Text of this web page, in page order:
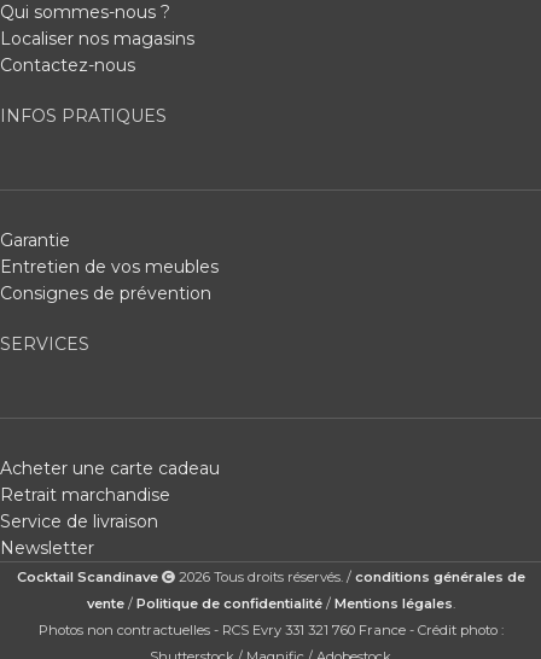
Qui sommes-nous ?
Localiser nos magasins
Contactez-nous
INFOS PRATIQUES
Garantie
Entretien de vos meubles
Consignes de prévention
SERVICES
Acheter une carte cadeau
Retrait marchandise
Service de livraison
Newsletter
Cocktail Scandinave 2026 Tous droits réservés. / conditions générales de
vente/ Politique de confidentialité/ Mentions légales.
Photos non contractuelles - RCS Evry 331 321 760 France - Crédit photo :